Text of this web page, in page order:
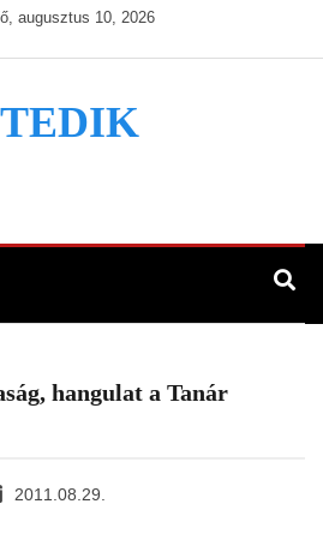
augusztus 10, 2026
hangulat a Tanár
2011.08.29.